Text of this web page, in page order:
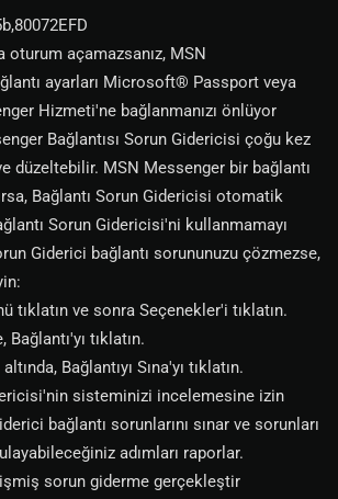
oturum açamazsanız, MSN
ayarları Microsoft® Passport veya
Hizmeti'ne bağlanmanızı önlüyor
Bağlantısı Sorun Gidericisi çoğu kez
düzeltebilir. MSN Messenger bir bağlantı
Bağlantı Sorun Gidericisi otomatik
Sorun Gidericisi'ni kullanmamayı
Giderici bağlantı sorununuzu çözmezse,
tıklatın ve sonra Seçenekler'i tıklatın.
tıklatın.
Bağlantıyı Sına'yı tıklatın.
sisteminizi incelemesine izin
bağlantı sorunlarını sınar ve sorunları
adımları raporlar.
sorun giderme gerçekleştir